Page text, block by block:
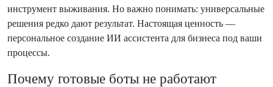
инструмент выживания. Но важно понимать: универсальные
решения редко дают результат. Настоящая ценность —
персональное создание ИИ ассистента для бизнеса под ваши
процессы.
Почему готовые боты не работают